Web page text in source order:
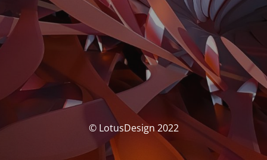
© LotusDesign 2022